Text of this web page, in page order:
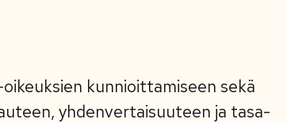
kunnioittamiseen sekä
yhdenvertaisuuteen ja tasa-